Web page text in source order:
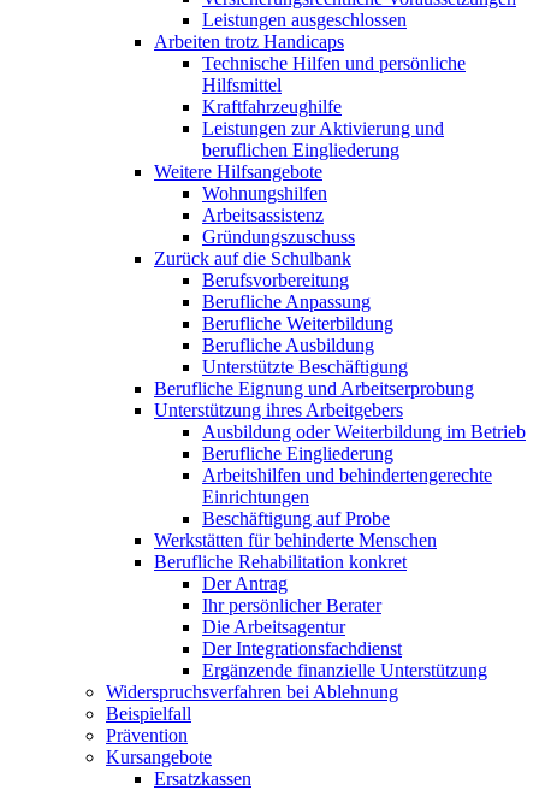
Leistungen ausgeschlossen
Arbeiten trotz Handicaps
Technische Hilfen und persönliche
Hilfsmittel
Kraftfahrzeughilfe
Leistungen zur Aktivierung und
beruflichen Eingliederung
Weitere Hilfsangebote
Wohnungshilfen
Arbeitsassistenz
Gründungszuschuss
Zurück auf die Schulbank
Berufsvorbereitung
Berufliche Anpassung
Berufliche Weiterbildung
Berufliche Ausbildung
Unterstützte Beschäftigung
Berufliche Eignung und Arbeitserprobung
Unterstützung ihres Arbeitgebers
Ausbildung oder Weiterbildung im Betrieb
Berufliche Eingliederung
Arbeitshilfen und behindertengerechte
Einrichtungen
Beschäftigung auf Probe
Werkstätten für behinderte Menschen
Berufliche Rehabilitation konkret
Der Antrag
Ihr persönlicher Berater
Die Arbeitsagentur
Der Integrationsfachdienst
Ergänzende finanzielle Unterstützung
Widerspruchsverfahren bei Ablehnung
Beispielfall
Prävention
Kursangebote
Ersatzkassen